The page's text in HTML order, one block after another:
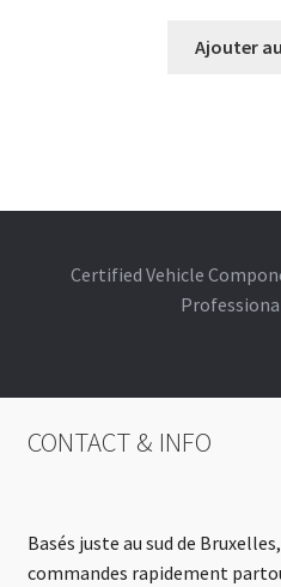
Ajouter
Certified Vehicle
CONTACT & INFO
Basés juste au sud de
commandes rapidement